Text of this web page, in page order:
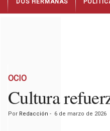
t
DOS HERMANAS
OCIO
Cultura
Por Redacción - 6 de marzo de 2026